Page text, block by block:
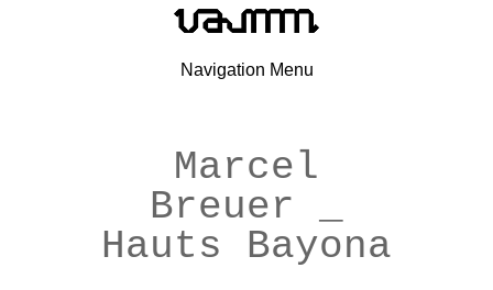
Navigation Menu
Marcel
Breuer _
Hauts Bayona